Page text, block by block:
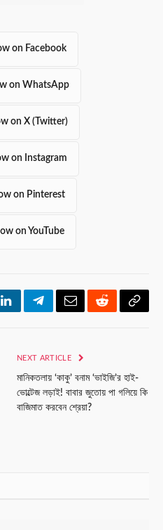
on Facebook
on WhatsApp
on X (Twitter)
on Instagram
on Pinterest
on YouTube
LinkedInTelegramEmailRedditCopy
NEXT ARTICLE
মানিকতলায় ‘কাকু’ বনাম ‘ভাইজি’র হাই-
ভোল্টেজ লড়াই! বাবার জুতোয় পা গলিয়ে কি
বাজিমাত করবেন শ্রেয়া?